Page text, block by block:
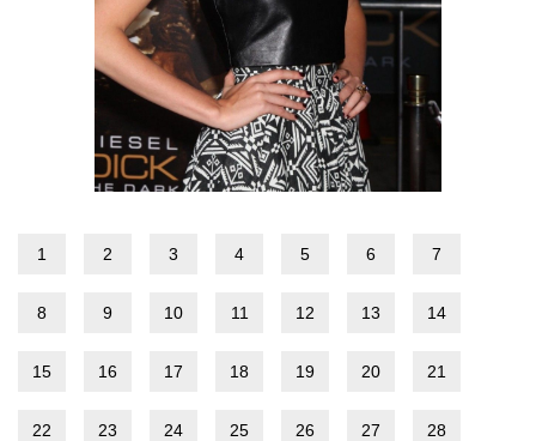
1 2 3 4 5 6 7
8 9 10 11 12 13 14
15 16 17 18 19 20 21
22 23 24 25 26 27 28